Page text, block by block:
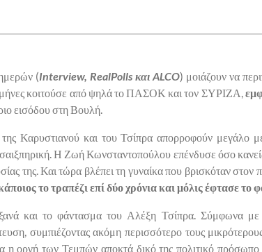
(Interview, RealPolls και ALCO) μοιάζουν να
κοιτούσε από ψηλά το ΠΑΣΟΚ και τον ΣΥΡΙΖΑ,
εισόδου στη Βουλή.
Καρυστιανού και του Τσίπρα απορροφούν μεγάλο
σαιξπηρική. Η Ζωή Κωνσταντοπούλου επένδυσε όσο
της. Και τώρα βλέπει τη γυναίκα που βρισκόταν
το τραπέζι επί δύο χρόνια και μόλις έφτασε
και το φάντασμα του Αλέξη Τσίπρα. Σύμφωνα
συμπιέζοντας ακόμη περισσότερο τους μικρότερους
η οργή των Τεμπών αποκτά δικό της πολιτικό